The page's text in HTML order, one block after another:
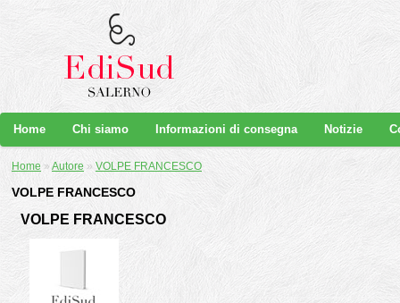
Home Chi siamo Informazioni di consegna Notizie
Home » Autore » VOLPE FRANCESCO
VOLPE FRANCESCO
VOLPE FRANCESCO